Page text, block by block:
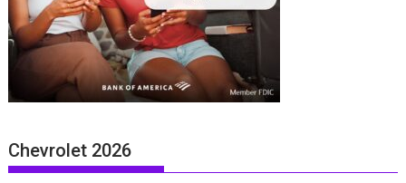
Chevrolet 2026